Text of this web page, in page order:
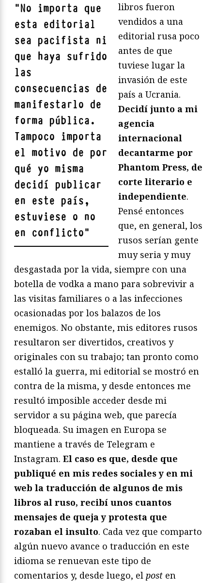
"No importa que
esta editorial
sea pacifista ni
que haya sufrido
las
consecuencias de
manifestarlo de
forma pública.
Tampoco importa
el motivo de por
qué yo misma
decidí publicar
en este país,
estuviese o no
en conflicto"
libros fueron
vendidos a una
editorial rusa poco
antes de que
tuviese lugar la
invasión de este
país a Ucrania.
Decidí junto a mi
agencia
internacional
decantarme por
Phantom Press, de
corte literario e
independiente.
Pensé entonces
que, en general, los
rusos serían gente
muy seria y muy
desgastada por la vida, siempre con una
botella de vodka a mano para sobrevivir a
las visitas familiares o a las infecciones
ocasionadas por los balazos de los
enemigos. No obstante, mis editores rusos
resultaron ser divertidos, creativos y
originales con su trabajo; tan pronto como
estalló la guerra, mi editorial se mostró en
contra de la misma, y desde entonces me
resultó imposible acceder desde mi
servidor a su página web, que parecía
bloqueada. Su imagen en Europa se
mantiene a través de Telegram e
Instagram. El caso es que, desde que
publiqué en mis redes sociales y en mi
web la traducción de algunos de mis
libros al ruso, recibí unos cuantos
mensajes de queja y protesta que
rozaban el insulto. Cada vez que comparto
algún nuevo avance o traducción en este
idioma se renuevan este tipo de
comentarios y, desde luego, el post en